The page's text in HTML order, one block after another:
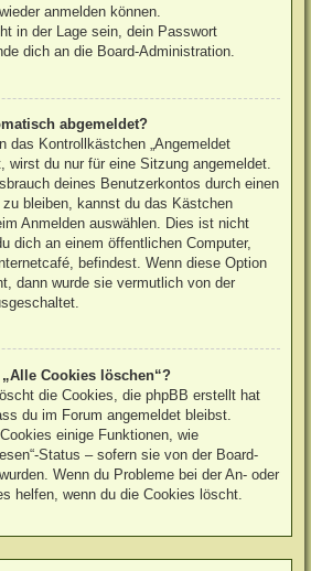
anmelden können.
in der Lage sein, dein Passwort
dich an die Board-Administration.
abgemeldet?
das Kontrollkästchen „Angemeldet
wirst du nur für eine Sitzung angemeldet.
deines Benutzerkontos durch einen
bleiben, kannst du das Kästchen
Anmelden auswählen. Dies ist nicht
dich an einem öffentlichen Computer,
befindest. Wenn diese Option
dann wurde sie vermutlich von der
Cookies löschen“?
die Cookies, die phpBB erstellt hat
du im Forum angemeldet bleibst.
einige Funktionen, wie
Status – sofern sie von der Board-
Wenn du Probleme bei der An- oder
helfen, wenn du die Cookies löscht.